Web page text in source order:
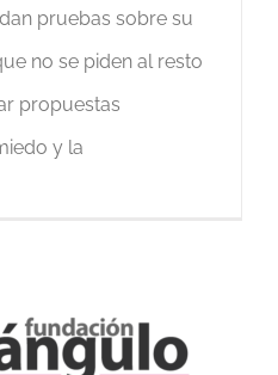
pruebas sobre su
no se piden al resto
propuestas
y la